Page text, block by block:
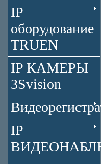
IP
оборудование
TRUEN
IP КАМЕРЫ
3Svision
IP